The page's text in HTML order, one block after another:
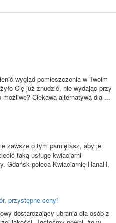
wygląd pomieszczenia w Twoim
Cię już znudzić, nie wydając przy
Ciekawą alternatywą dla ...
zawsze o tym pamiętasz, aby je
taką usługę kwiaciarni
Gdańsk poleca Kwiaciarnię HanaH,
przystępne ceny!
dostarczający ubrania dla osób z